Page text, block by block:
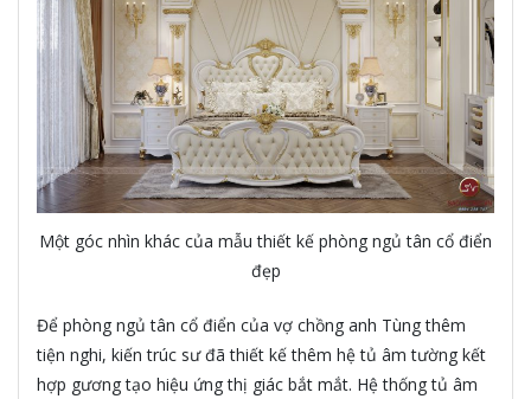
Một góc nhìn khác của mẫu thiết kế phòng ngủ tân cổ điển
đẹp
Để phòng ngủ tân cổ điển của vợ chồng anh Tùng thêm
tiện nghi, kiến trúc sư đã thiết kế thêm hệ tủ âm tường kết
hợp gương tạo hiệu ứng thị giác bắt mắt. Hệ thống tủ âm